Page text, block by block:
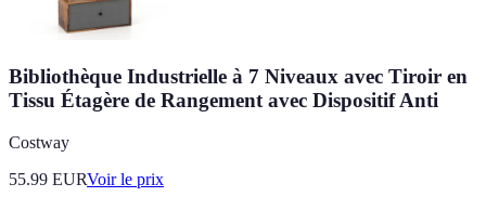
Bibliothèque Industrielle à 7 Niveaux avec Tiroir en
Tissu Étagère de Rangement avec Dispositif Anti
Costway
55.99 EURVoir le prix